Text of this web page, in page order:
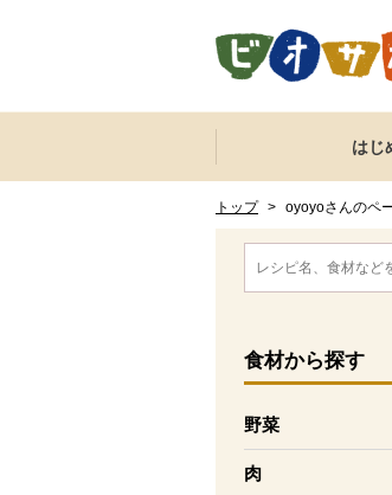
ここからサイト内共通メニューです。
サイト内共通メニューをスキップする
はじ
トップ > oyoyoさんのペ
ここから消費材検索
食材から探す
野菜
を開く
肉
を開く
消費材検索メニュー
ここから本文です。